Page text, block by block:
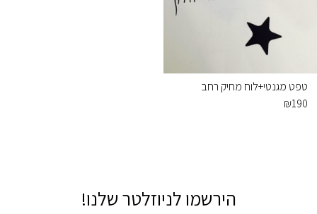
טפט מגנטי+לוח מחיק רחב
₪190
הירשמו לניוזלטר שלנו!